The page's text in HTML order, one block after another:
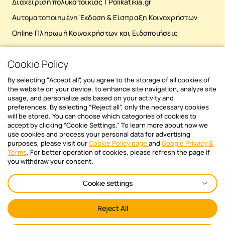
μπορεί να κινηθεί νομικά για την
κατάσχεση της ακίνητης περιουσίας του
ενοικιαστή. Βέβαια, αν ο τελευταίος δεν
του ιδιοκτήτη, κοινώς, δεν μπορεί κανείς να
του πάρει τίποτα, αν δεν έχει τίποτα. Πότε
δικαιολογείται το “σπάσιμο” από τον
ενοικιαστή; Υπάρχουν κάποιες
περιπτώσεις, σύμφωνα με τον νόμο, κατά
τις οποίες ο ενοικιαστής έχει το δικαίωμα
να εγκαταλείψει το σπίτι πριν από τη λήξη
του συμβολαίου. Συγκεκριμένα: 1. Εάν δεν
παραχωρήθηκε η χρήση του ακινήτου στον
ενοικιαστή, ή αν αυτή του αφαιρέθηκε
μεταγενέστερα (άρθρο 585 ΑΚ). 2. Εάν η
χρήση του μισθίου θέτει σε άμεσο ή
απειλούμενο κίνδυνο την υγεία του μισθωτή
ή των οικείων του (άρθρο 588 ΑΚ). 3. Σε
περίπτωση που ο ενοικιαστής είναι
Αυτοματοποιημένη Έκδοση & Είσπραξη Κοινοχρήστων
Online Πληρωμή Κοινοχρήστων και Ειδοποιήσεις
ΚΑΤΕΒΑΣΕ ΤΟ MOBILE APP
Newsletter sign in
Διάβασε πρώτος όλα τα νέα άρθρα και
ενημερώσου για όλα τα θέματα του
Cookie Policy
By selecting "Accept all", you agree to the storage of all cookies of
the website on your device, to enhance site navigation, analyze site
usage, and personalize ads based on your activity and
preferences. By selecting “Reject all”, only the necessary cookies
will be stored. You can choose which categories of cookies to
accept by clicking “Cookie Settings.” To learn more about how we
use cookies and process your personal data for advertising
purposes, please visit ourCookie Policy pageand Google Privacy &
Terms. For better operation of cookies, please refresh the page if
you withdraw your consent.
Cookie settings
Reject All